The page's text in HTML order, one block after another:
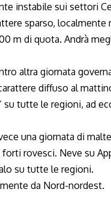
instabile sui settori
sparso,
m di quota. Andrà
altra giornata
diffuso al
su tutte le regioni, ad
una giornata di
rovesci. Neve su
su tutte le regioni.
da Nord-nordest.